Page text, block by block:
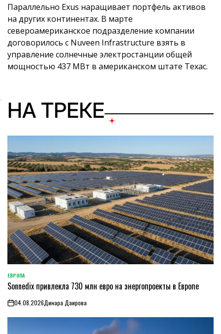
Параллельно Exus наращивает портфель активов
на других континентах. В марте
североамериканское подразделение компании
договорилось с Nuveen Infrastructure взять в
управление солнечные электростанции общей
мощностью 437 МВт в американском штате Техас.
НА ТРЕКЕ
ОПУБЛИКОВАНО
В
ЕВРОПА
Sonnedix привлекла 730 млн евро на энергопроекты в Европе
on04.08.2026Динара Даирова